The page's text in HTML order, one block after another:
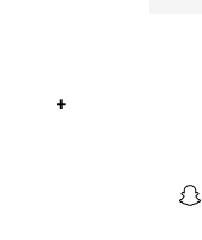
سنابشات